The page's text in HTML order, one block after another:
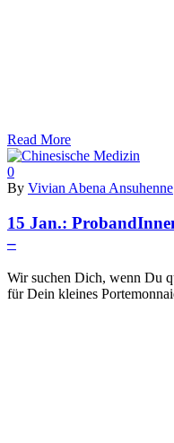
Read More
0
By Vivian Abena Ansuhenne
15 Jan.:
–
Wir suchen Dich, wenn Du
für Dein kleines